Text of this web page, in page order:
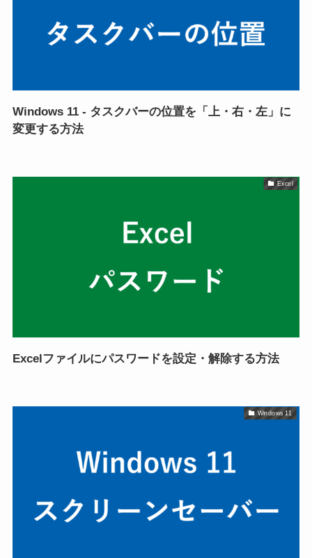
Windows 11 - タスクバーの位置を「上・右・左」に
変更する方法
Excel
Excelファイルにパスワードを設定・解除する方法
Windows 11